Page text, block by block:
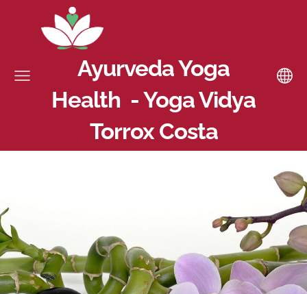
Ayurveda Yoga
Health - Yoga Vidya
Torrox Costa